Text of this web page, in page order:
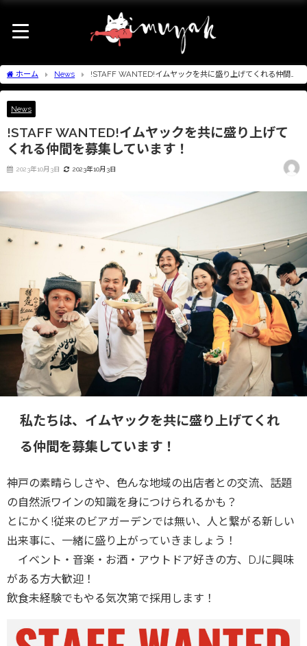
ホーム News
!STAFF WANTED!イムヤックを共に盛り上げてくれる仲間を
募集しています！
News
!STAFF WANTED!イムヤックを共に盛り上げて
くれる仲間を募集しています！
2023年10月3日 2023年10月3日
私たちは、イムヤックを共に盛り上げてくれ
る仲間を募集しています！
神戸の素晴らしさや、色んな地域の出店者との交流、話題
の自然派ワインの知識を身につけられるかも？
とにかく!従来のビアガーデンでは無い、人と繋がる新しい
出来事に、一緒に盛り上がっていきましょう！
イベント・音楽・お酒・アウトドア好きの方、DJに興味
がある方大歓迎！
飲食未経験でもやる気次第で採用します！